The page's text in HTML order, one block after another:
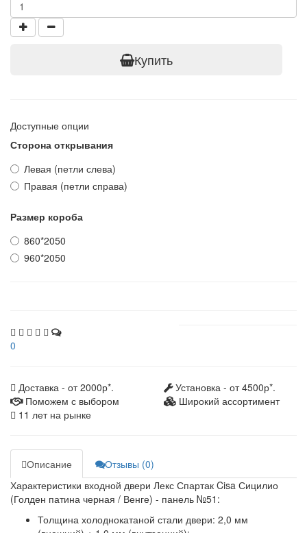
Купить
Доступные опции
Сторона открывания
Левая (петли слева)
Правая (петли справа)
Размер короба
860*2050
960*2050
0
Доставка - от 2000р*.
Установка - от 4500р*.
Поможем с выбором
Широкий ассортимент
11 лет на рынке
Описание
Отзывы (0)
Характеристики входной двери Лекс Спартак Cisa Сицилио
(Голден патина черная / Венге) - панель №51:
Толщина холоднокатаной стали двери: 2,0 мм